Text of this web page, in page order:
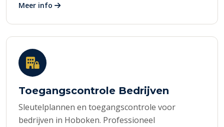
Meer info
Toegangscontrole Bedrijven
Sleutelplannen en toegangscontrole voor
bedrijven in Hoboken. Professioneel